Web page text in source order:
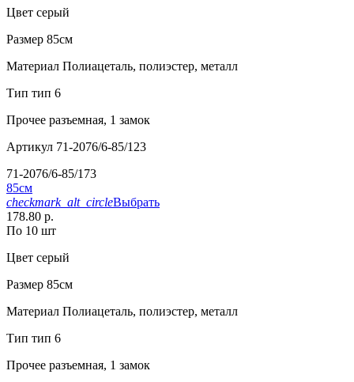
Цвет серый
Размер 85см
Материал Полиацеталь, полиэстер, металл
Тип тип 6
Прочее разъемная, 1 замок
Артикул 71-2076/6-85/123
71-2076/6-85/173
85см
checkmark_alt_circleВыбрать
178.80 р.
По 10 шт
Цвет серый
Размер 85см
Материал Полиацеталь, полиэстер, металл
Тип тип 6
Прочее разъемная, 1 замок